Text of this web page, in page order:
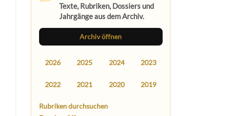
Texte, Rubriken, Dossiers und
Jahrgänge aus dem Archiv.
Archiv öffnen
2026 2025 2024 2023
2022 2021 2020 2019
Rubriken durchsuchen